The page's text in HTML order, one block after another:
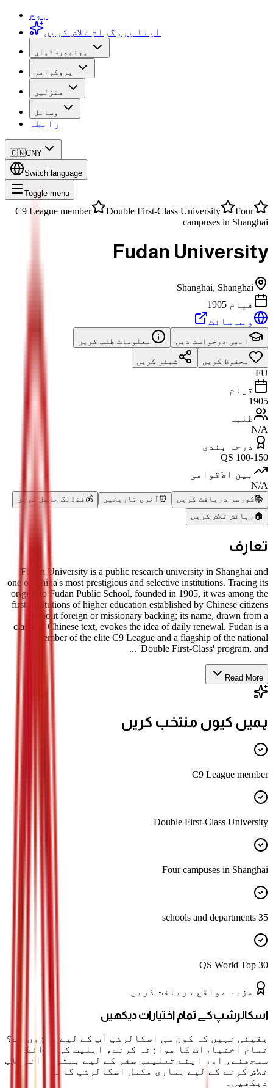
ہوم
اپنا پروگرام تلاش کریں
یونیورسٹیاں
پروگرامز
منزلیں
وسائل
رابطہ
🇨🇳CNY
Switch language
Toggle menu
C9 League member Double First-Class University
Four
campuses in Shanghai
Fudan University
Shanghai, Shanghai
قیام 1905
ویب سائٹ
ابھی درخواست دیں معلومات طلب کریں
محفوظ کریں شیئر کریں
FU
قیام
1905
طلبہ
N/A
درجہ بندی
QS 100-150
بین الاقوامی
N/A
📚کورسز دریافت کریں ⏰ آخری تاریخیں 💰 فنڈنگ حاصل کریں
🏠 رہائش تلاش کریں
تعارف
Fudan University is a public research university in Shanghai and
one of China's most prestigious and selective institutions. Tracing its
origins to Fudan Public School, founded in 1905, it was among the
first institutions of higher education established by Chinese citizens
without foreign or missionary backing; its name, drawn from a
classical Chinese text, evokes the idea of daily renewal. Fudan is a
member of the elite C9 League and a flagship of the national
'Double First-Class' program, and ...
Read More
ہمیں کیوں منتخب کریں
C9 League member
Double First-Class University
Four campuses in Shanghai
35 schools and departments
QS World Top 30
مزید مواقع دریافت کریں
اسکالرشپ کے تمام اختیارات دیکھیں
یقینی نہیں کہ کون سی اسکالرشپ آپ کے لیے موزوں ہے؟
تمام اختیارات کا موازنہ کرنے، اہلیت کی شرائط
سمجھنے، اور اپنے تعلیمی سفر کے لیے بہترین انتخاب
تلاش کرنے کے لیے ہماری مکمل اسکالرشپ گائیڈ
دیکھیں۔